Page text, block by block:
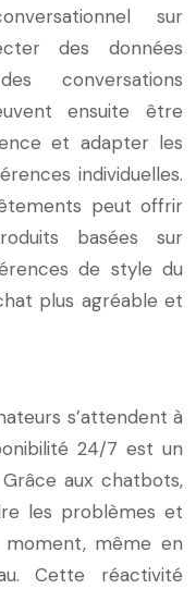
sur
des données
conversations
ensuite être
et adapter les
individuelles.
peut offrir
basées sur
de style du
plus agréable et
s’attendent à
24/7 est un
aux chatbots,
les problèmes et
même en
Cette réactivité